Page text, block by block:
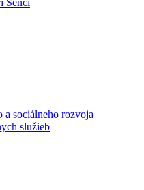
a sociálneho rozvoja
služieb